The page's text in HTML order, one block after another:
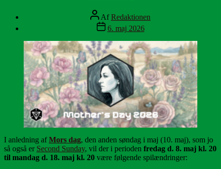
Indlægsforfatter
AfRedaktionen
Indlægsdato
6. maj 2026
I anledning afMors dag, den anden søndag i maj (10. maj), som jo
så også er Second Sunday, vil der i perioden fredag d. 8. maj kl. 20
til mandag d. 18. maj kl. 20 være følgende spilændringer: